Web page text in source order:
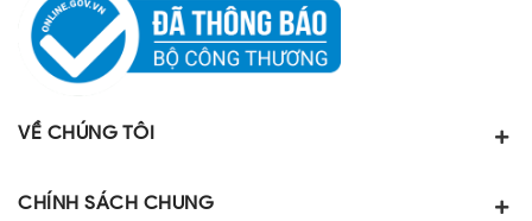
VỀ CHÚNG TÔI
CHÍNH SÁCH CHUNG